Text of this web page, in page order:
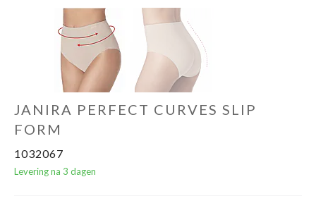
Over ons
Cadeaubon
JANIRA PERFECT CURVES SLIP
FORM
1032067
Levering na 3 dagen